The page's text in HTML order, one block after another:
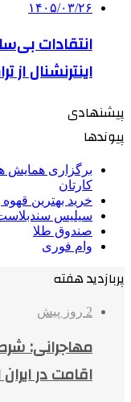
۱۴۰۵/۰۳/۲۶
انتقادات
اینترنشنال از
پیشنهادی
پیوندها
برگزاری همایش
کارتان
خرید بهترین
سیلیس
صندوق طلا
وام فوری
پربازدید هفته
2 روز پیش
مهاجرانی:
اقامت در